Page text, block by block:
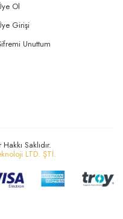
Ol
Girişi
Unuttum
Saklıdır.
LTD. ŞTİ.